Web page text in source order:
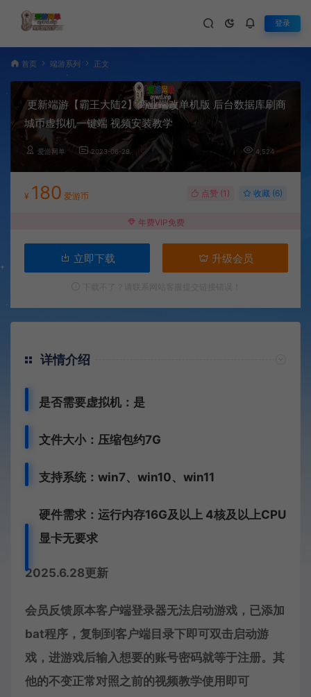
登录
首页 端游系列 正文
更新端游【霸王大陆2】商业端改单机版 后台数据库刷商
城币虚拟机一键端 视频安装教学
爱游网单 2023-06-28 4,524
¥ 180 爱游币 点赞 (1 ) 收藏 (6)
年费VIP免费
立即下载 升级会员
详情介绍
是否需要虚拟机：是
文件大小：压缩包约7G
支持系统：win7、win10、win11
硬件需求：运行内存16G及以上 4核及以上CPU
显卡无要求
2025.6.28更新
会员反馈原本客户端登录器无法启动游戏，已添加
bat程序，复制到客户端目录下即可双击启动游
戏，进游戏后输入想要的账号密码就等于注册。其
他的不变正常对照之前的视频教学使用即可